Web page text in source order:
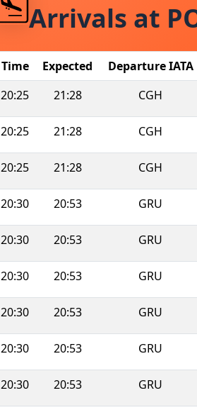
Arrivals at
Time Expected Departure IATA
20:25
21:28 CGH
20:25 21:28 CGH
20:25 21:28 CGH
20:30 20:53 GRU
20:30 20:53 GRU
20:30 20:53 GRU
20:30 20:53 GRU
20:30 20:53 GRU
20:30 20:53 GRU